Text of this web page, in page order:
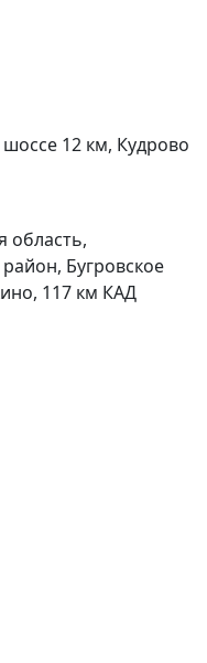
12 км, Кудрово
область,
Бугровское
117 км КАД